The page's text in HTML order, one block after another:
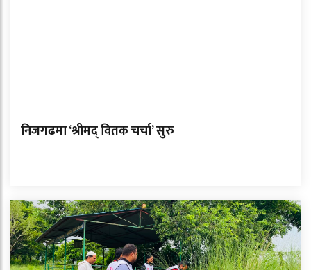
निजगढमा ‘श्रीमद् वितक चर्चा’ सुरु